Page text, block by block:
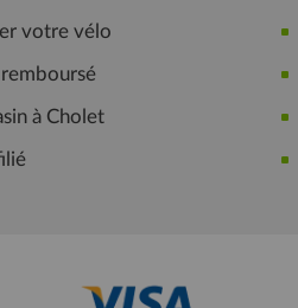
votre vélo
à Cholet